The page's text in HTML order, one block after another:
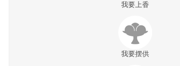
我要上香
我要摆供